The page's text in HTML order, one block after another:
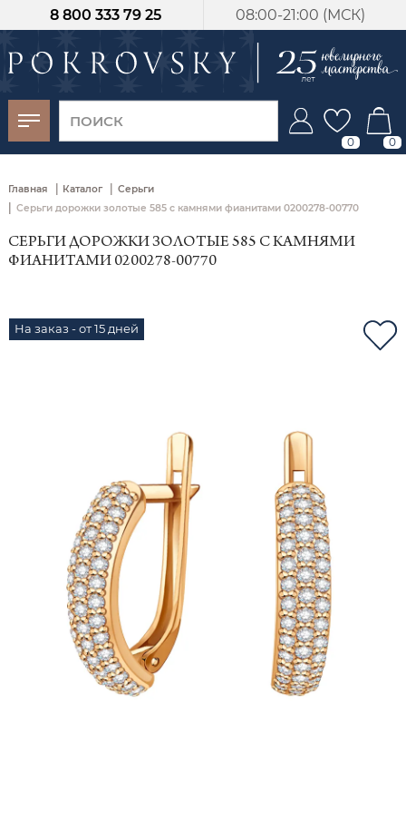
08:00-21:00 (МСК)
8 800 333 79 25
0 0
Главная | Каталог | Серьги
| Серьги дорожки золотые 585 с камнями фианитами 0200278-00770
СЕРЬГИ ДОРОЖКИ ЗОЛОТЫЕ 585 С КАМНЯМИ
ФИАНИТАМИ 0200278-00770
На заказ - от 15 дней
-30%
от 15 дней с
момента оплаты